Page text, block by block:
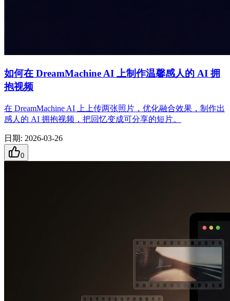
如何在 DreamMachine AI 上制作温馨感人的 AI 拥
抱视频
在 DreamMachine AI 上上传两张照片，优化融合效果，制作出
感人的 AI 拥抱视频，把回忆变成可分享的短片。
日期: 2026-03-26
0